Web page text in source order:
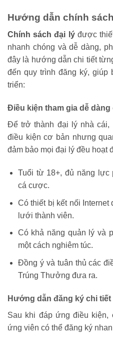
Hướng dẫn chính
Chính sách đại lý được
nhanh chóng và dễ dàng,
đây là hướng dẫn chi tiết
đến quy trình đăng ký,
triển:
Điều kiện tham gia dễ
Để trở thành đại lý nhà cái,
điều kiện cơ bản nhưng
đảm bảo mọi đại lý đều hoạt
Tuổi từ 18+, đủ năng lực
cá cược.
Có thiết bị kết nối Internet
lưới thành viên.
Có khả năng quản lý và
một cách nghiêm túc.
Đồng ý và tuân thủ các
Trúng Thưởng đưa ra.
Hướng dẫn đăng ký chi tiết
Sau khi đáp ứng điều kiện,
ứng viên có thể đăng ký